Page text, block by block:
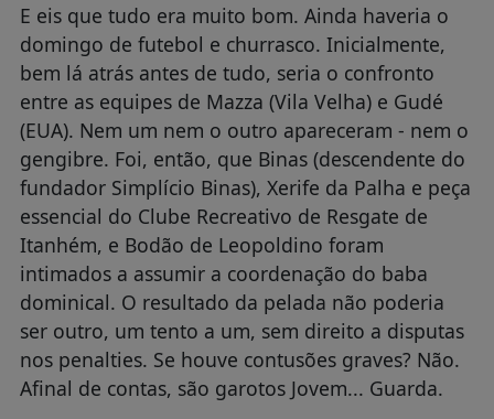
E eis que tudo era muito bom. Ainda haveria o
domingo de futebol e churrasco. Inicialmente,
bem lá atrás antes de tudo, seria o confronto
entre as equipes de Mazza (Vila Velha) e Gudé
(EUA). Nem um nem o outro apareceram - nem o
gengibre. Foi, então, que Binas (descendente do
fundador Simplício Binas), Xerife da Palha e peça
essencial do Clube Recreativo de Resgate de
Itanhém, e Bodão de Leopoldino foram
intimados a assumir a coordenação do baba
dominical. O resultado da pelada não poderia
ser outro, um tento a um, sem direito a disputas
nos penalties. Se houve contusões graves? Não.
Afinal de contas, são garotos Jovem... Guarda.